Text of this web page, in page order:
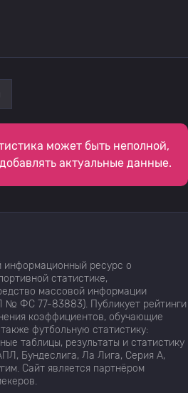
может быть неполной,
актуальные данные.
информационный ресурс о
статистике,
массовой информации
№ ФС 77-83883). Публикует рейтинги
коэффициентов, обучающие
футбольную статистику:
таблицы, результаты и статистику
Бундеслига, Ла Лига, Серия А,
Сайт является партнёром